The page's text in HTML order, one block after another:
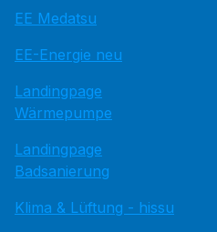
EE Medatsu
EE-Energie neu
Landingpage
Wärmepumpe
Landingpage
Badsanierung
Klima & Lüftung - hissu